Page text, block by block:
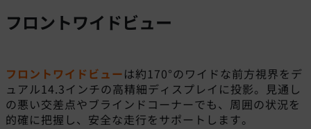
フロントワイドビュー
フロントワイドビューは約170°のワイドな前方視界をデ
ュアル14.3インチの高精細ディスプレイに投影。見通し
の悪い交差点やブラインドコーナーでも、周囲の状況を
的確に把握し、安全な走行をサポートします。